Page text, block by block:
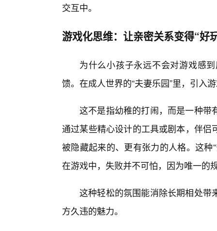
交互中。
游戏化思维：让亲密关系变得“好
为什么小孩子永远不会对游戏感
馈。在成人世界的“夫妻乐园”里，引入
这不是指幼稚的打闹，而是一种带
通过某些精心设计的工具或剧本，伴
被隐藏起来的、更有张力的人格。这
在游戏中，失败并不可怕，因为唯一的
这种轻松的氛围能消除长期相处带
方久违的魅力。